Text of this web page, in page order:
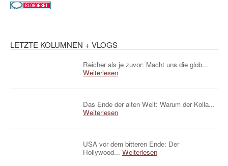
LETZTE KOLUMNEN + VLOGS
Reicher als je zuvor: Macht uns die glob...
Weiterlesen
Das Ende der alten Welt: Warum der Kolla...
Weiterlesen
USA vor dem bitteren Ende: Der
Hollywood... Weiterlesen